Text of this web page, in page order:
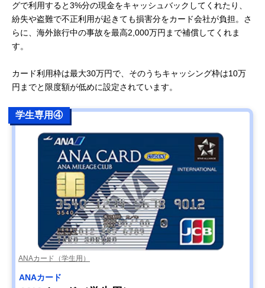
グで利用すると3%分の現金をキャッシュバックしてくれたり、
紛失や盗難で不正利用が起きても損害分をカード会社が負担。さ
らに、海外旅行中の事故を最高2,000万円まで補償してくれま
す。
カード利用枠は最大30万円で、そのうちキャッシング枠は10万
円までと限度額が低めに設定されています。
学生専用④
ANAカード（学生用）
ANAカード